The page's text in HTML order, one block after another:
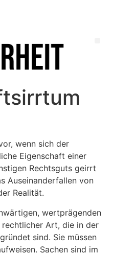
wenn sich der
Eigenschaft einer
Rechtsguts geirrt
Auseinanderfallen von
Realität.
wertprägenden
Art, die in der
sind. Sie müssen
Sachen sind im